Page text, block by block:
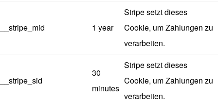
__stripe_mid 1 year
Stripe setzt dieses
Cookie, um Zahlungen zu
verarbeiten.
__stripe_sid
30
minutes
Stripe setzt dieses
Cookie, um Zahlungen zu
verarbeiten.